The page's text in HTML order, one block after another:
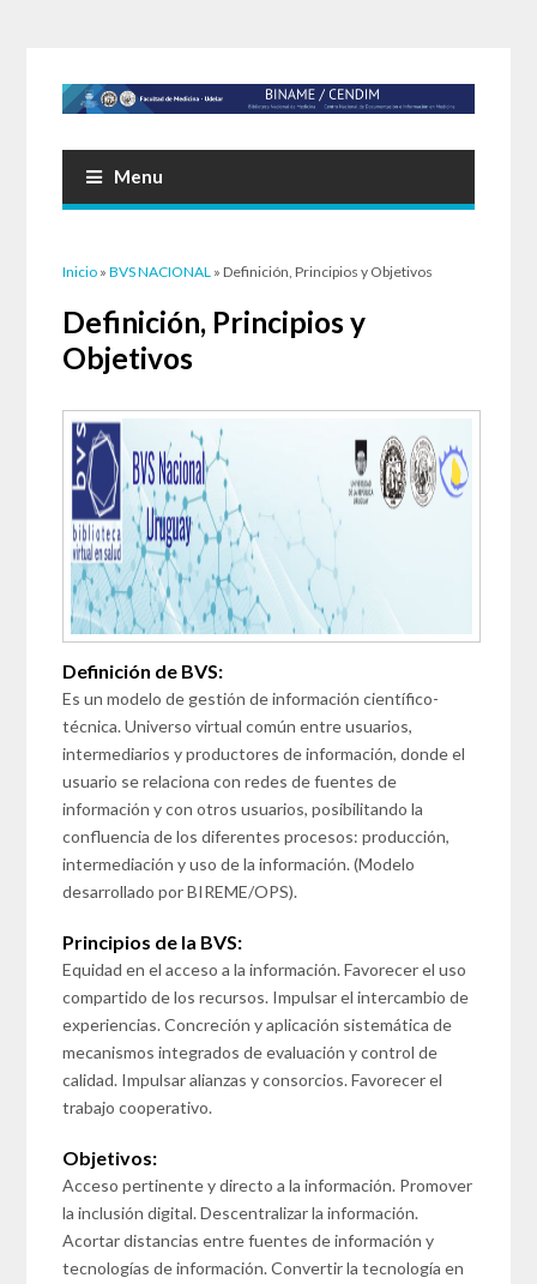
Menu
Usted está aquí
Inicio »BVS NACIONAL » Definición, Principios y Objetivos
Definición, Principios y
Objetivos
Definición de BVS:
Es un modelo de gestión de información científico-
técnica. Universo virtual común entre usuarios,
intermediarios y productores de información, donde el
usuario se relaciona con redes de fuentes de
información y con otros usuarios, posibilitando la
confluencia de los diferentes procesos: producción,
intermediación y uso de la información. (Modelo
desarrollado por BIREME/OPS).
Principios de la BVS:
Equidad en el acceso a la información. Favorecer el uso
compartido de los recursos. Impulsar el intercambio de
experiencias. Concreción y aplicación sistemática de
mecanismos integrados de evaluación y control de
calidad. Impulsar alianzas y consorcios. Favorecer el
trabajo cooperativo.
Objetivos:
Acceso pertinente y directo a la información. Promover
la inclusión digital. Descentralizar la información.
Acortar distancias entre fuentes de información y
tecnologías de información. Convertir la tecnología en